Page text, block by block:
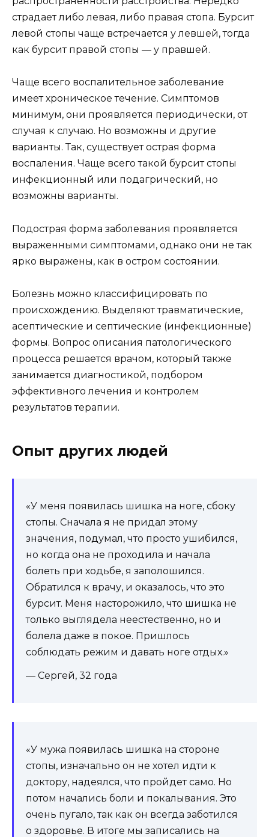
страдает либо левая, либо правая стопа. Бурсит
левой стопы чаще встречается у левшей, тогда
как бурсит правой стопы — у правшей.
Чаще всего воспалительное заболевание
имеет хроническое течение. Симптомов
минимум, они проявляется периодически, от
случая к случаю. Но возможны и другие
варианты. Так, существует острая форма
воспаления. Чаще всего такой бурсит стопы
инфекционный или подагрический, но
возможны варианты.
Подострая форма заболевания проявляется
выраженными симптомами, однако они не так
ярко выражены, как в остром состоянии.
Болезнь можно классифицировать по
происхождению. Выделяют травматические,
асептические и септические (инфекционные)
формы. Вопрос описания патологического
процесса решается врачом, который также
занимается диагностикой, подбором
эффективного лечения и контролем
результатов терапии.
Опыт других людей
«У меня появилась шишка на ноге, сбоку
стопы. Сначала я не придал этому
значения, подумал, что просто ушибился,
но когда она не проходила и начала
болеть при ходьбе, я заполошился.
Обратился к врачу, и оказалось, что это
бурсит. Меня насторожило, что шишка не
только выглядела неестественно, но и
болела даже в покое. Пришлось
соблюдать режим и давать ноге отдых.»
— Сергей, 32 года
«У мужа появилась шишка на стороне
стопы, изначально он не хотел идти к
доктору, надеялся, что пройдет само. Но
потом начались боли и покалывания. Это
очень пугало, так как он всегда заботился
о здоровье. В итоге мы записались на